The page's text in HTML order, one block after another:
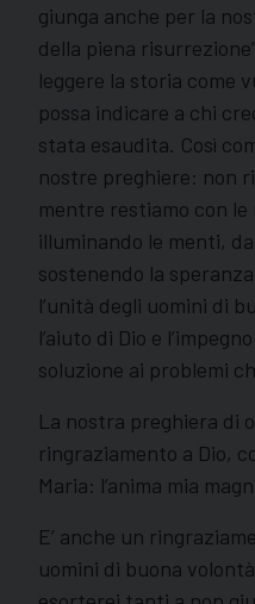
giunga anche per la
della piena
leggere la storia come
possa indicare a chi
stata esaudita. Così
nostre preghiere: non
mentre restiamo con le
illuminando le menti,
sostenendo la
l’unità degli uomini di
l’aiuto di Dio e
soluzione ai problemi
La nostra preghiera di
ringraziamento a Dio,
Maria: l’anima mia
E’ anche un
uomini di buona